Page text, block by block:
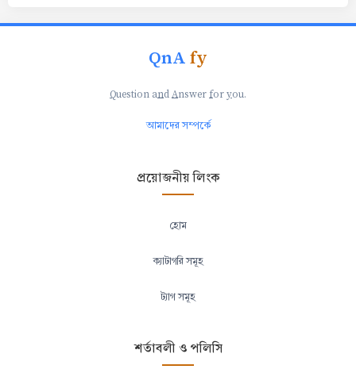
QnAfy
Question andAnswer foryou.
আমাদের সম্পর্কে
প্রয়োজনীয় লিংক
হোম
ক্যাটাগরি সমূহ
ট্যাগ সমূহ
শর্তাবলী ও পলিসি